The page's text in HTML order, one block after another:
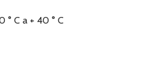
° C a + 40 ° C